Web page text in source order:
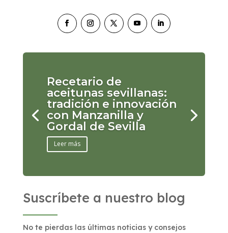
Recetario de
aceitunas sevillanas:
tradición e innovación
con Manzanilla y
Gordal de Sevilla
Leer más
Suscríbete a nuestro blog
No te pierdas las últimas noticias y consejos